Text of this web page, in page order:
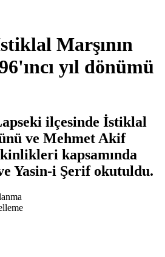
Marşının
yıl dönümü
ilçesinde İstiklal
ve Mehmet Akif
kapsamında
Yasin-i Şerif okutuldu.